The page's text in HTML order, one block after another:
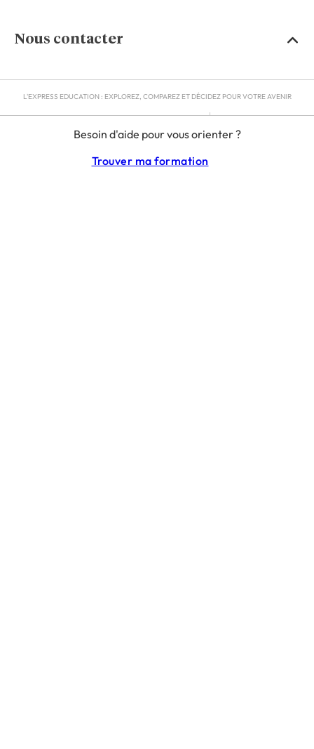
Besoin d'aide pour vous orienter ?
Trouver ma formation
Nous contacter
L'EXPRESS EDUCATION : EXPLOREZ, COMPAREZ ET DÉCIDEZ POUR VOTRE AVENIR
RGPD